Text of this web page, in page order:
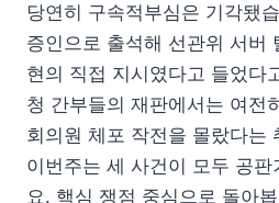
당연히 구속적부심은 기각됐
증인으로 출석해 선관위 서버
현의 직접 지시였다고 들었다
청 간부들의 재판에서는 여전
회의원 체포 작전을 몰랐다는
이번주는 세 사건이 모두 공판
요. 핵심 쟁점 중심으로 돌아